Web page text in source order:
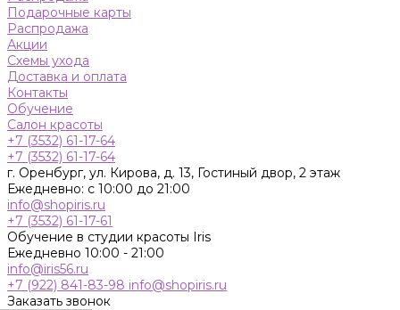
Подарочные карты
Распродажа
Акции
Схемы ухода
Доставка и оплата
Контакты
Обучение
Салон красоты
+7 (3532) 61-17-64
+7 (3532) 61-17-64
г. Оренбург, ул. Кирова, д. 13, Гостиный двор, 2 этаж
Ежедневно: с 10:00 до 21:00
info@shopiris.ru
+7 (3532) 61-17-61
Обучение в студии красоты Iris
Ежедневно 10:00 - 21:00
info@iris56.ru
+7 (922) 841-83-98 info@shopiris.ru
Заказать звонок